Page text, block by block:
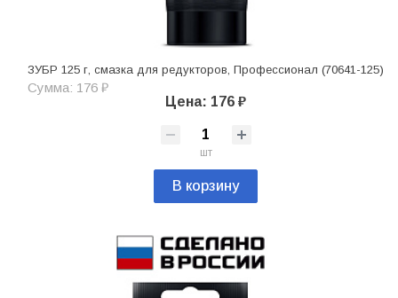
ЗУБР 125 г, смазка для редукторов, Профессионал (70641-125)
Сумма: 176 ₽
Цена: 176 ₽
шт
В корзину